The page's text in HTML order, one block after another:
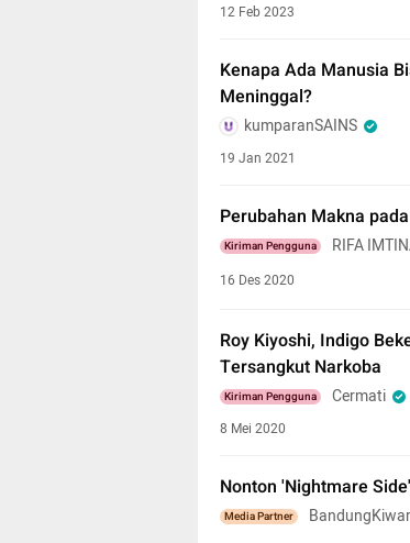
12 Feb 2023
Kenapa Ada Manusia
Meninggal?
kumparanSAINS
19 Jan 2021
Perubahan Makna
Kiriman Pengguna RIFA
16 Des 2020
Roy Kiyoshi, Indigo
Tersangkut Narkoba
Kiriman Pengguna Cermati
8 Mei 2020
Nonton 'Nightmare
Media Partner